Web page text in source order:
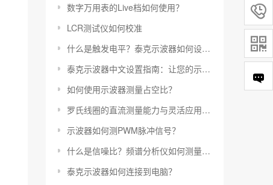
数字万用表的Live档如何使用？
LCR测试仪如何校准
什么是触发电平？泰克示波器如何设置触发电平？
泰克示波器中文设置指南：让您的示波器更易于使用
如何使用示波器测量占空比？
罗氏线圈的直流测量能力与灵活应用指南
示波器如何测PWM脉冲信号？
什么是信噪比？频谱分析仪如何测量信噪比？
泰克示波器如何连接到电脑？

